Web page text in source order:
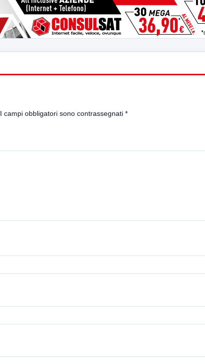
I campi obbligatori sono contrassegnati *